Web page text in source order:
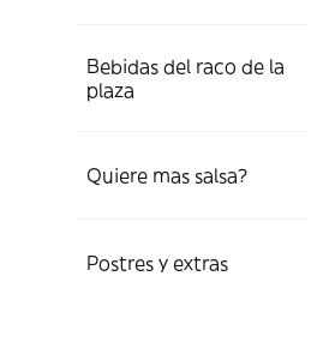
Bebidas del raco de la
plaza
Quiere mas salsa?
Postres y extras